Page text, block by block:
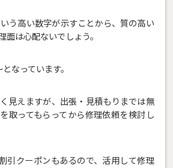
う高い数字が示すことから、質の高い
面は心配ないでしょう。
なっています。
見えますが、出張・見積もりまでは無
取ってもらってから修理依頼を検討し
引クーポンもあるので、活用して修理